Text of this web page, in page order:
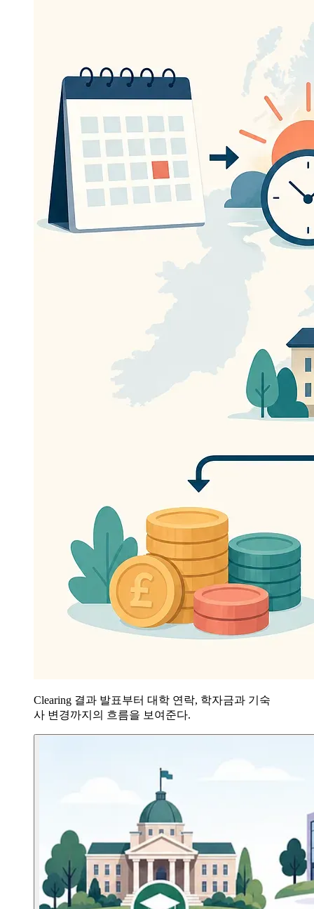
Clearing 결과 발표부터 대학 연락, 학자금과 기숙
사 변경까지의 흐름을 보여준다.